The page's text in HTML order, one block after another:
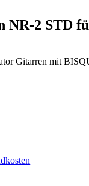
NR-2 STD
Gitarren mit